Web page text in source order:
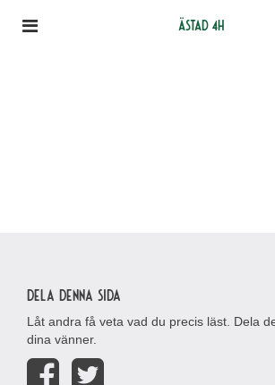
Ästad 4H
Dela denna sida
Låt andra få veta vad du precis läst. Dela
dina vänner.